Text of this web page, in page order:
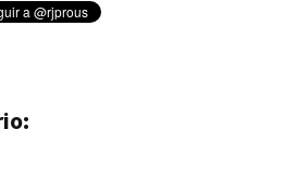
entradas